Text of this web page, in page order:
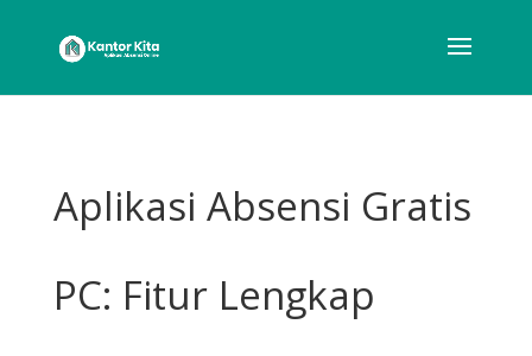
Aplikasi Absensi Gratis
PC: Fitur Lengkap